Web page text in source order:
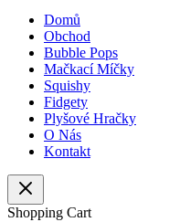
Domů
Obchod
Bubble Pops
Mačkací Míčky
Squishy
Fidgety
Plyšové Hračky
O Nás
Kontakt
Shopping Cart